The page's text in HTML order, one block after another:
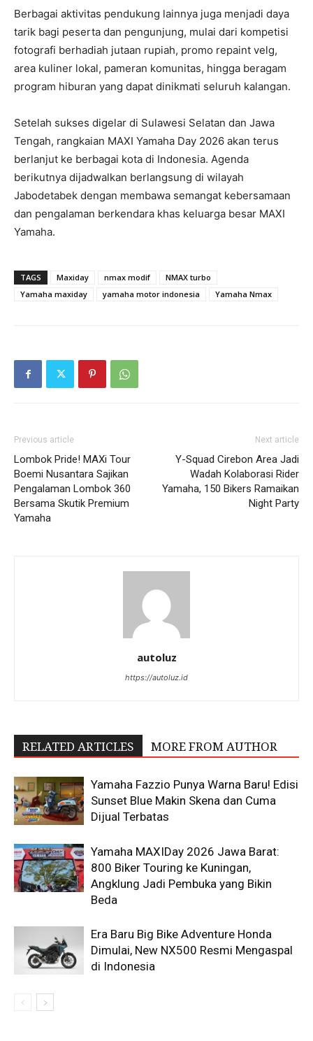
Berbagai aktivitas pendukung lainnya juga menjadi daya
tarik bagi peserta dan pengunjung, mulai dari kompetisi
fotografi berhadiah jutaan rupiah, promo repaint velg,
area kuliner lokal, pameran komunitas, hingga beragam
program hiburan yang dapat dinikmati seluruh kalangan.
Setelah sukses digelar di Sulawesi Selatan dan Jawa
Tengah, rangkaian MAXI Yamaha Day 2026 akan terus
berlanjut ke berbagai kota di Indonesia. Agenda
berikutnya dijadwalkan berlangsung di wilayah
Jabodetabek dengan membawa semangat kebersamaan
dan pengalaman berkendara khas keluarga besar MAXI
Yamaha.
TAGS Maxiday nmax modif
NMAX turbo
Yamaha maxiday
yamaha motor indonesia Yamaha Nmax
Previous article
Lombok Pride! MAXi Tour
Boemi Nusantara Sajikan
Pengalaman Lombok 360
Bersama Skutik Premium
Yamaha
Next article
Y-Squad Cirebon Area Jadi
Wadah Kolaborasi Rider
Yamaha, 150 Bikers Ramaikan
Night Party
autoluz
https://autoluz.id
RELATED ARTICLES MORE FROM AUTHOR
Yamaha Fazzio Punya Warna Baru! Edisi
Sunset Blue Makin Skena dan Cuma
Dijual Terbatas
Yamaha MAXIDay 2026 Jawa Barat:
800 Biker Touring ke Kuningan,
Angklung Jadi Pembuka yang Bikin
Beda
Era Baru Big Bike Adventure Honda
Dimulai, New NX500 Resmi Mengaspal
di Indonesia